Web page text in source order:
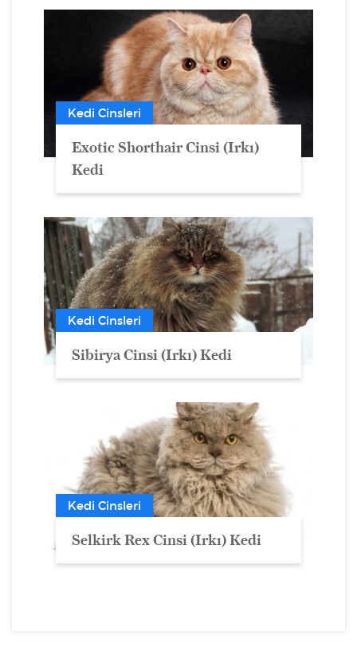
Kedi Cinsleri
Exotic Shorthair Cinsi (Irkı)
Kedi
Kedi Cinsleri
Sibirya Cinsi (Irkı) Kedi
Kedi Cinsleri
Selkirk Rex Cinsi (Irkı) Kedi